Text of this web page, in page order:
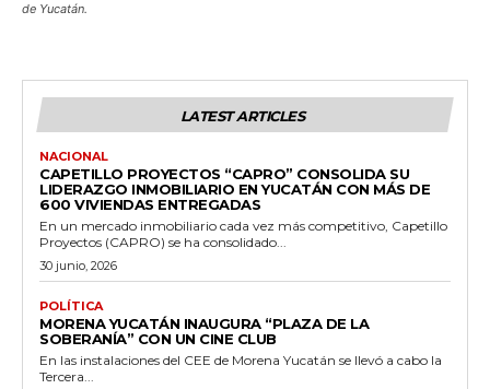
de Yucatán.
LATEST ARTICLES
NACIONAL
CAPETILLO PROYECTOS “CAPRO” CONSOLIDA SU
LIDERAZGO INMOBILIARIO EN YUCATÁN CON MÁS DE
600 VIVIENDAS ENTREGADAS
En un mercado inmobiliario cada vez más competitivo, Capetillo
Proyectos (CAPRO) se ha consolidado...
30 junio, 2026
POLÍTICA
MORENA YUCATÁN INAUGURA “PLAZA DE LA
SOBERANÍA” CON UN CINE CLUB
En las instalaciones del CEE de Morena Yucatán se llevó a cabo la
Tercera...